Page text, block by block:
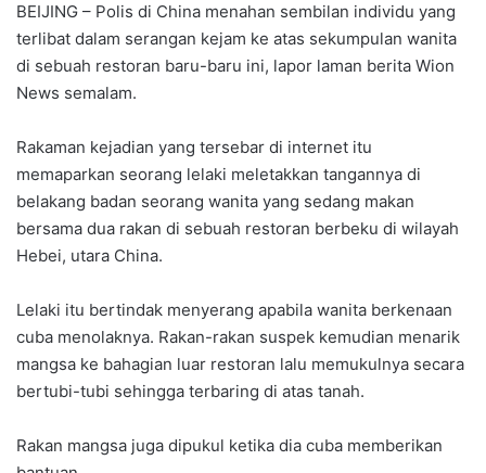
BEIJING – Polis di China menahan sembilan individu yang
terlibat dalam serangan kejam ke atas sekumpulan wanita
di sebuah restoran baru-baru ini, lapor laman berita Wion
News semalam.
Rakaman kejadian yang tersebar di internet itu
memaparkan seorang lelaki meletakkan tangannya di
belakang badan seorang wanita yang sedang makan
bersama dua rakan di sebuah restoran berbeku di wilayah
Hebei, utara China.
Lelaki itu bertindak menyerang apabila wanita berkenaan
cuba menolaknya. Rakan-rakan suspek kemudian menarik
mangsa ke bahagian luar restoran lalu memukulnya secara
bertubi-tubi sehingga terbaring di atas tanah.
Rakan mangsa juga dipukul ketika dia cuba memberikan